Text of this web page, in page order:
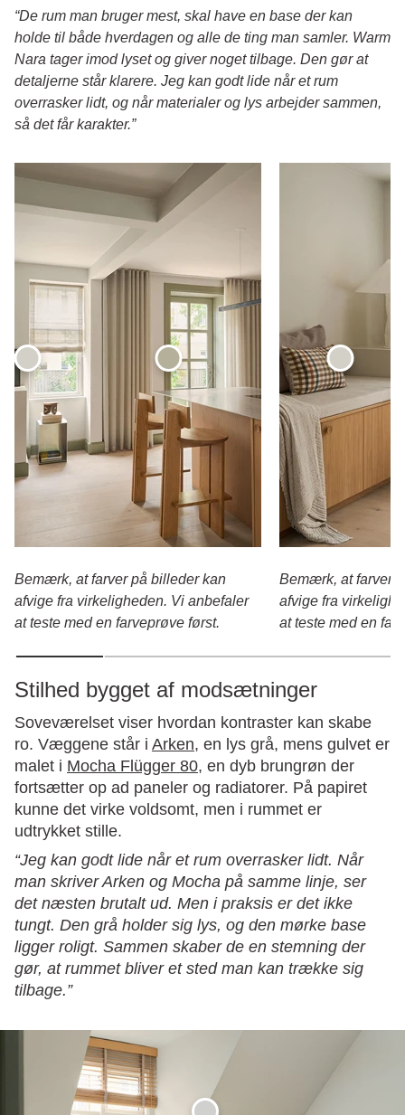
“De rum man bruger mest, skal have en base der kan
holde til både hverdagen og alle de ting man samler. Warm
Nara tager imod lyset og giver noget tilbage. Den gør at
detaljerne står klarere. Jeg kan godt lide når et rum
overrasker lidt, og når materialer og lys arbejder sammen,
så det får karakter.”
Bemærk, at farver på billeder kan
afvige fra virkeligheden. Vi anbefaler
at teste med en farveprøve først.
Bemærk, at farver
afvige fra
at teste med en
Stilhed bygget af modsætninger
Soveværelset viser hvordan kontraster kan skabe
ro. Væggene står i Arken, en lys grå, mens gulvet er
malet i Mocha Flügger 80, en dyb brungrøn der
fortsætter op ad paneler og radiatorer. På papiret
kunne det virke voldsomt, men i rummet er
udtrykket stille.
“Jeg kan godt lide når et rum overrasker lidt. Når
man skriver Arken og Mocha på samme linje, ser
det næsten brutalt ud. Men i praksis er det ikke
tungt. Den grå holder sig lys, og den mørke base
ligger roligt. Sammen skaber de en stemning der
gør, at rummet bliver et sted man kan trække sig
tilbage.”